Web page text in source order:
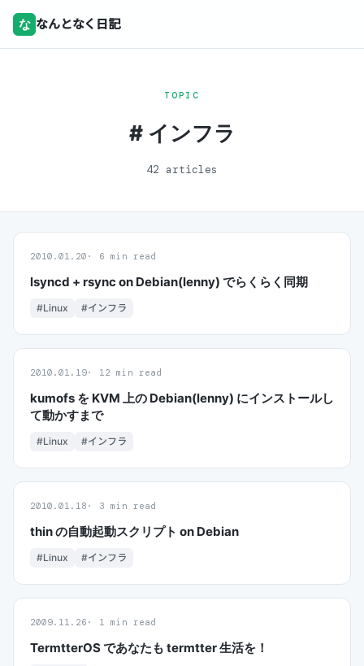
な なんとなく日記
TOPIC
# インフラ
42 articles
2010.01.20 6 min read
lsyncd + rsync on Debian(lenny) でらくらく同期
#Linux #インフラ
2010.01.19 12 min read
kumofs を KVM 上の Debian(lenny) にインストールし
て動かすまで
#Linux #インフラ
2010.01.18 3 min read
thin の自動起動スクリプト on Debian
#Linux #インフラ
2009.11.26 1 min read
TermtterOS であなたも termtter 生活を！